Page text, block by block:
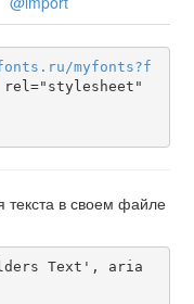
. ru/myfonts?f
в своем файле